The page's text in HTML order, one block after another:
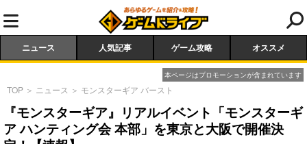
ニュース 人気記事 ゲーム攻略 オススメ
本ページはプロモーションが含まれています
TOP ＞ ニュース ＞ モンスターギア バースト
『モンスターギア』リアルイベント「モンスターギ
ア ハンティング会 本部」を東京と大阪で開催決